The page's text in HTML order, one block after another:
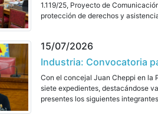
1.119/25, Proyecto de
protección de derechos y
15/07/2026
Industria: Convocatoria
Con el concejal Juan Cheppi en la
siete expedientes, destacándose
presentes los siguientes